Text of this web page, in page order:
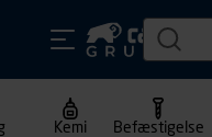
Kemi Befæstigelse